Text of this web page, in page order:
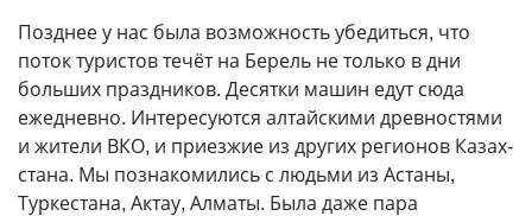
Позднее у нас была возможность убедиться, что
поток туристов течёт на Берель не только в дни
больших праздников. Десятки машин едут сюда
ежедневно. Интересуются алтайскими древностями
и жители ВКО, и приезжие из других регионов Казах­
стана. Мы познакомились с людьми из Астаны,
Туркестана, Актау, Алматы. Была даже пара